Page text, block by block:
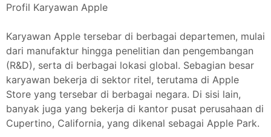
Profil Karyawan Apple
Karyawan Apple tersebar di berbagai departemen, mulai
dari manufaktur hingga penelitian dan pengembangan
(R&D), serta di berbagai lokasi global. Sebagian besar
karyawan bekerja di sektor ritel, terutama di Apple
Store yang tersebar di berbagai negara. Di sisi lain,
banyak juga yang bekerja di kantor pusat perusahaan di
Cupertino, California, yang dikenal sebagai Apple Park.